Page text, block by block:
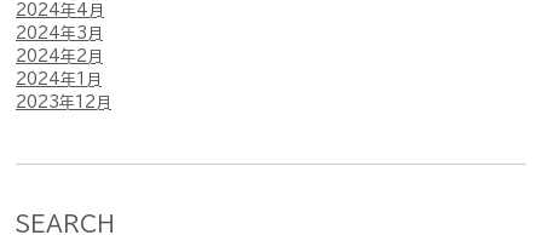
2024年4月
2024年3月
2024年2月
2024年1月
2023年12月
SEARCH